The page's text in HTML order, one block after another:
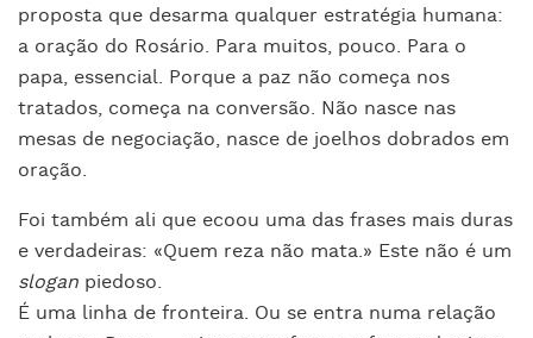
proposta que desarma qualquer estratégia humana:
a oração do Rosário. Para muitos, pouco. Para o
papa, essencial. Porque a paz não começa nos
tratados, começa na conversão. Não nasce nas
mesas de negociação, nasce de joelhos dobrados em
oração.
Foi também ali que ecoou uma das frases mais duras
e verdadeiras: «Quem reza não mata.» Este não é um
slogan piedoso.
É uma linha de fronteira. Ou se entra numa relação